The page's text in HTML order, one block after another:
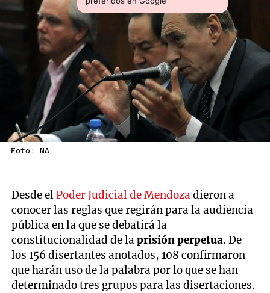
Foto: NA
Desde elPoder Judicial de Mendoza dieron a
conocer las reglas que regirán para la audiencia
pública en la que se debatirá la
constitucionalidad de la prisión perpetua. De
los 156 disertantes anotados, 108 confirmaron
que harán uso de la palabra por lo que se han
determinado tres grupos para las disertaciones.